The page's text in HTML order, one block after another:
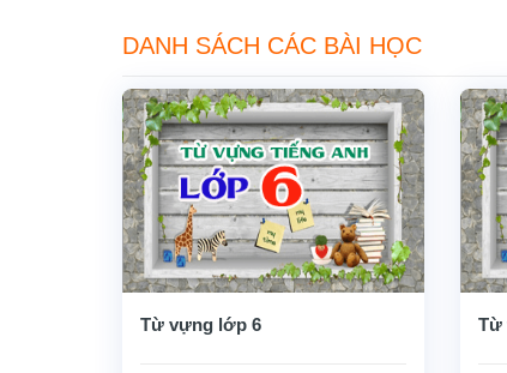
DANH SÁCH CÁC BÀI HỌC
Từ vựng lớp 6 Từ